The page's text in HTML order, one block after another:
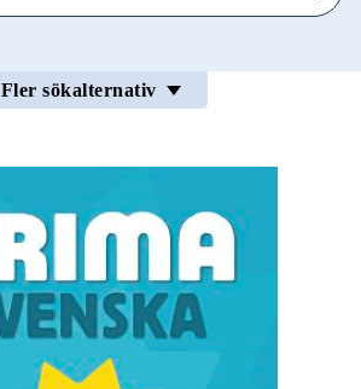
Fler sökalternativ